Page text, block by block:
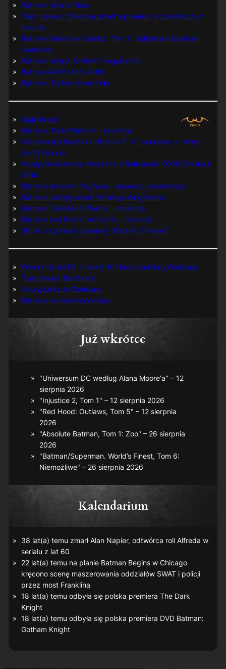
Batman: Wojna Cieni
Tuzy Jokera: 13 klasycznych opowieści o zbrodniczym
klaunie
Batman Detective Comics, Tom 1: Gothamski Nokturn:
Uwertura
Batman: Wojna żartów z zagadkami
Batman #445-447, #480
Batman: Śmierć w rodzinie
Wątpliwość
Batman: Dark Patterns – recenzja
Nie prześpij Batmana i Robina P. K. Johnsona + zimny
jak lód bonus
Najlepsze komiksy związane z Batmanem 2025 (Polska i
USA)
Batman Arkham: Clayface – recenzja, prezentacja
Batman i ukryty skarb Berniego Wrightsona
Batman: Full Moon (Pełnia) – recenzja
Batman and Robin: Memento – recenzja
30 lat od polskiej premiery „Batman Forever”
Powrót do lat 60. z okazji 60-lecia premiery Batmana
Z archiwum TM-Semic
Nawiązania do Batmana
Batman na kasetach video
Już wkrótce
"Uniwersum DC według Alana Moore'a" – 12
sierpnia 2026
"Injustice 2, Tom 1" – 12 sierpnia 2026
"Red Hood: Outlaws, Tom 5" – 12 sierpnia
2026
"Absolute Batman, Tom 1: Zoo" – 26 sierpnia
2026
"Batman/Superman. World’s Finest, Tom 6:
Niemożliwe" – 26 sierpnia 2026
Kalendarium
38 lat(a) temu zmarł Alan Napier, odtwórca roli Alfreda w
serialu z lat 60
22 lat(a) temu na planie Batman Beginsw Chicago
kręcono scenę maszerowania oddziałów SWAT i policji
przez most Franklina
18 lat(a) temu odbyła się polska premiera The Dark
Knight
18 lat(a) temu odbyła się polska premiera DVD Batman:
Gotham Knight